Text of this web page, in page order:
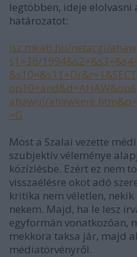
legtöbben, ideje elolvasni
határozatot:
isz.mkab.hu/netacgi/
s1=36/
ahawuj/
=G
Most a Szalai vezette
szubjektív véleménye
közízlésbe. Ezért ez nem
visszaélésre okot adó
kritika nem véletlen,
nekem. Majd, ha le lesz
egyformán vonatkozóan,
mekkora taksa jár, majd
médiatörvényről.